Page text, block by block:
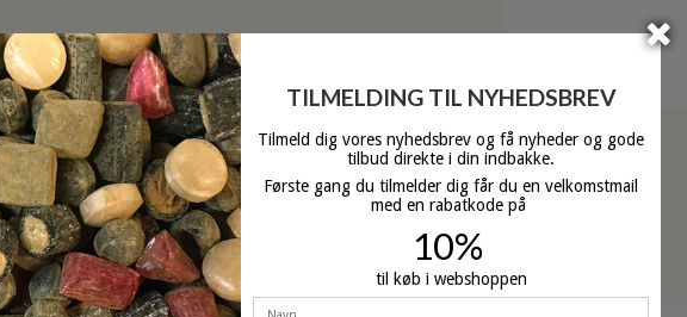
TILMELDING TIL NYHEDSBREV
Tilmeld dig vores nyhedsbrev og få nyheder og gode
tilbud direkte i din indbakke.
Første gang du tilmelder dig får du en velkomstmail
med en rabatkode på
10%
til køb i webshoppen